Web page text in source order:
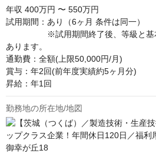
年収 400万円 〜 550万円
試用期間：あり（6ヶ月 条件は同一）
※試用期間終了後、等級と基本
あります。
通勤費：全額(上限50,000円/月)
賞与：年2回(前年度実績約5ヶ月分)
昇給：年1回
勤務地の所在地/地図